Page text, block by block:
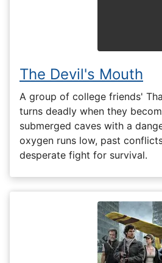
The Devil's Mouth
A group of college friends'
turns deadly when they
submerged caves with a
oxygen runs low, past
desperate fight for survival.